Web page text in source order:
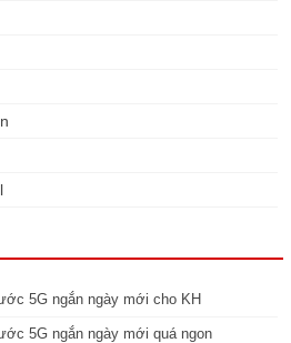
5G ngắn ngày mới cho KH
5G ngắn ngày mới quá ngon